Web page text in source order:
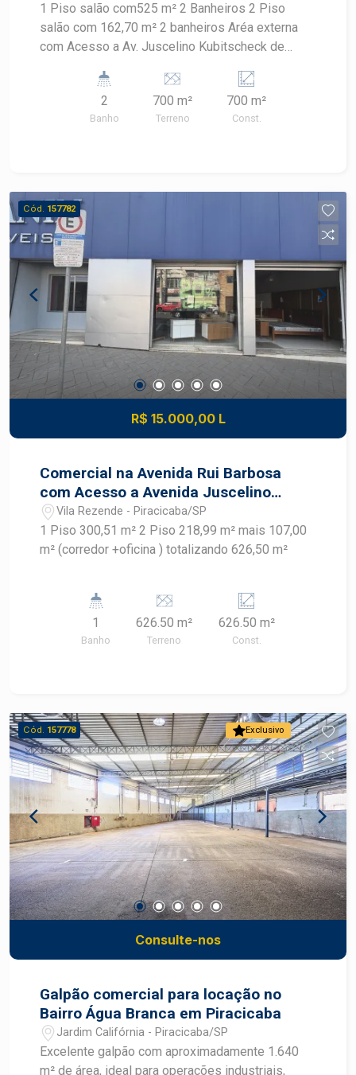
1 Piso salão com525 m² 2 Banheiros 2 Piso
salão com 162,70 m² 2 banheiros Aréa externa
com Acesso a Av. Juscelino Kubitscheck de
2
Banho
700 m²
Terreno
700 m²
Const.
Cód. 157782
R$ 15.000,00 L
Comercial na Avenida Rui Barbosa
com Acesso a Avenida Juscelino
Kubitschek
Vila Rezende - Piracicaba/SP
1 Piso 300,51 m² 2 Piso 218,99 m² mais 107,00
m² (corredor +oficina ) totalizando 626,50 m²
1
Banho
626.50 m²
Terreno
626.50 m²
Const.
Exclusivo
Cód. 157778
Consulte-nos
Galpão comercial para locação no
Bairro Água Branca em Piracicaba
Jardim Califórnia - Piracicaba/SP
Excelente galpão com aproximadamente 1.640
m² de área, ideal para operações industriais,